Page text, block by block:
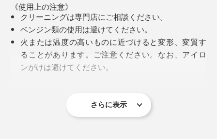
手首のボタンホックを留めれば、ますます、手にフィッ
とサンプルづくりが重要です。
《使用上の注意》
クリーニングは専門店にご相談ください。
ベンジン類の使用は避けてください。
火または温度の高いものに近づけると変形、変質す
ることがあります。ご注意ください。なお、アイロ
ンがけは避けてください。
す。ご注意ください。
革以外の素材部分は、強い摩擦を加えるとピリング
さらに表示